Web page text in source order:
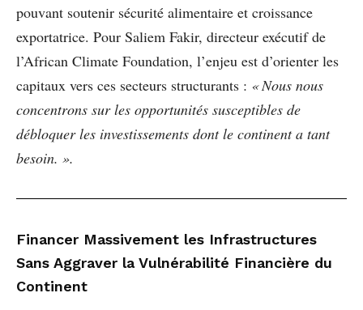
pouvant soutenir sécurité alimentaire et croissance
exportatrice. Pour Saliem Fakir, directeur exécutif de
l’African Climate Foundation, l’enjeu est d’orienter les
capitaux vers ces secteurs structurants : « Nous nous
concentrons sur les opportunités susceptibles de
débloquer les investissements dont le continent a tant
besoin. ».
Financer Massivement les Infrastructures
Sans Aggraver la Vulnérabilité Financière du
Continent